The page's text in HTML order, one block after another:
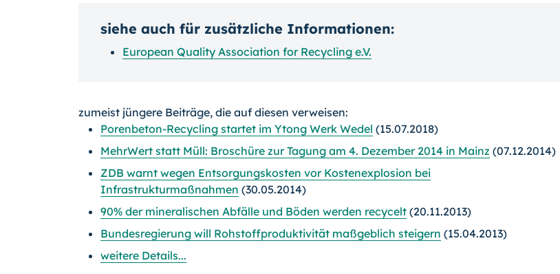
siehe auch für zusätzliche Informationen:
European Quality Association for Recycling e.V.
zumeist jüngere Beiträge, die auf diesen verweisen:
Porenbeton-Recycling startet im Ytong Werk Wedel (15.07.2018)
MehrWert statt Müll: Broschüre zur Tagung am 4. Dezember 2014 in Mainz (07.12.2014)
ZDB warnt wegen Entsorgungskosten vor Kostenexplosion bei
Infrastrukturmaßnahmen (30.05.2014)
90% der mineralischen Abfälle und Böden werden recycelt (20.11.2013)
Bundesregierung will Rohstoffproduktivität maßgeblich steigern (15.04.2013)
weitere Details...